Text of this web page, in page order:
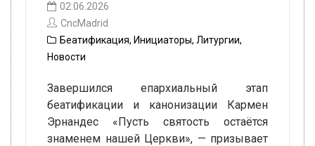
02.06.2026
CncMadrid
Беатификация, Инициаторы, Литургии,
Новости
Завершился епархиальный этап
беатификации и канонизации Кармен
Эрнандес «Пусть святость остаётся
знаменем нашей Церкви», — призывает